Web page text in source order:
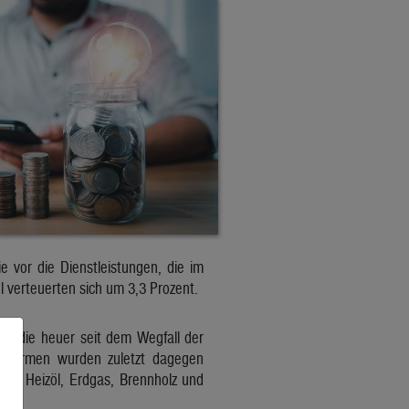
vor die Dienstleistungen, die im
sich um 3,3 Prozent.
die heuer seit dem Wegfall der
wurden zuletzt dagegen
Heizöl, Erdgas, Brennholz und